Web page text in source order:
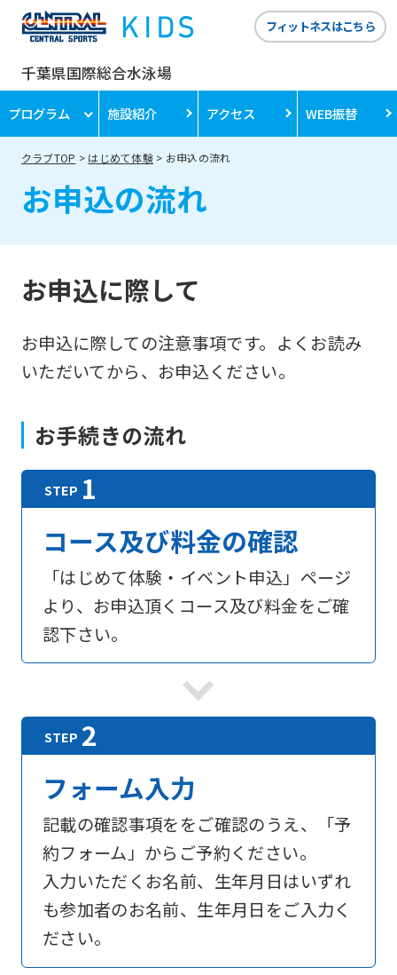
千葉県国際総合水泳場
フィットネスはこちら
プログラム 施設紹介 アクセス WEB振替
クラブTOP はじめて体験 お申込の流れ
お申込の流れ
お申込に際して
お申込に際しての注意事項です。よくお読み
いただいてから、お申込ください。
お手続きの流れ
コース及び料金の確認
「はじめて体験・イベント申込」ページ
より、お申込頂くコース及び料金をご確
認下さい。
フォーム入力
記載の確認事項ををご確認のうえ、「予
約フォーム」からご予約ください。
入力いただくお名前、生年月日はいずれ
も参加者のお名前、生年月日をご入力く
ださい。